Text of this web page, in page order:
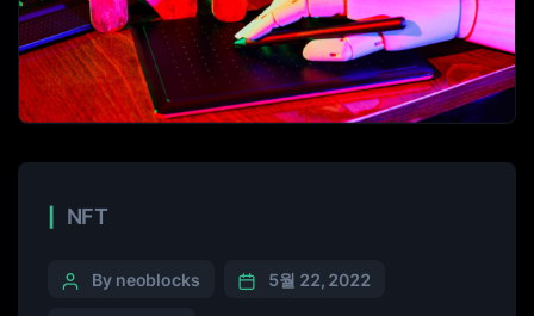
NFT
By neoblocks 5월 22, 2022